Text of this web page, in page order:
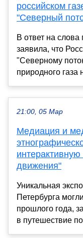
российском
"Северный
В ответ на
заявила, что
"Северному
природного газа
21:00, 05 Мар
Медиация и
интерактивную
движения"
Уникальная
Петербурга
прошлого года,
в путешествие